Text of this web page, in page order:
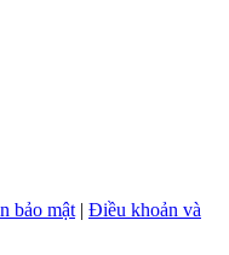
bảo mật | Điều khoản và